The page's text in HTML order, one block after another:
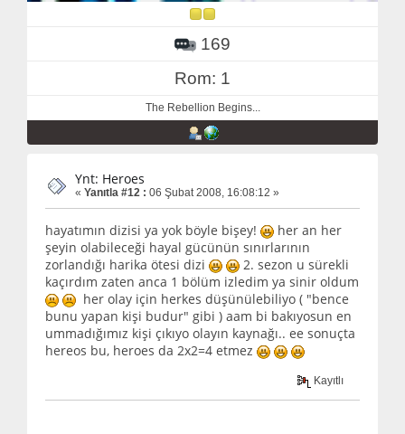
169
Rom: 1
The Rebellion Begins...
Ynt: Heroes
« Yanıtla #12 : 06 Şubat 2008, 16:08:12 »
hayatımın dizisi ya yok böyle bişey!
her an her
şeyin olabileceği hayal gücünün sınırlarının
zorlandığı harika ötesi dizi
2. sezon u sürekli
kaçırdım zaten anca 1 bölüm izledim ya sinir oldum
her olay için herkes düşünülebiliyo ( "bence
bunu yapan kişi budur" gibi ) aam bi bakıyosun en
ummadığımız kişi çıkıyo olayın kaynağı.. ee sonuçta
hereos bu, heroes da 2x2=4 etmez
Kayıtlı